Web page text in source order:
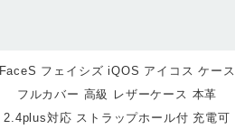
FaceS フェイシズ iQOS アイコス ケース
フルカバー 高級 レザーケース 本革
2.4plus対応 ストラップホール付 充電可